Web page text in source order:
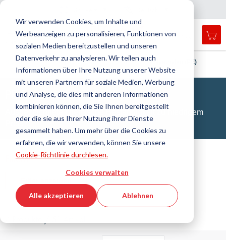
Wir verwenden Cookies, um Inhalte und
Werbeanzeigen zu personalisieren, Funktionen von
sozialen Medien bereitzustellen und unseren
Datenverkehr zu analysieren. Wir teilen auch
Informationen über Ihre Nutzung unserer Website
mit unseren Partnern für soziale Medien, Werbung
und Analyse, die dies mit anderen Informationen
kombinieren können, die Sie Ihnen bereitgestellt
oder die sie aus Ihrer Nutzung ihrer Dienste
gesammelt haben. Um mehr über die Cookies zu
erfahren, die wir verwenden, können Sie unsere
Cookie-Richtlinie durchlesen.
Cookies verwalten
Alle akzeptieren Ablehnen
umschalten
search
Suche
Suche
Startseite Kunststofftechnik Rundstab Polyethylen (PE)
PE Rundstäbe (Polyethylen)
Ausgezeichnete chemische Beständigkeit zu niedrigem
Preis
Filtern